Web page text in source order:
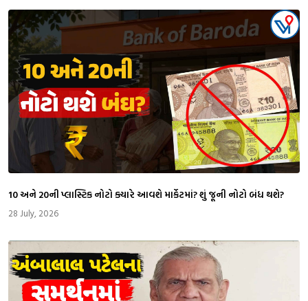
₹10 અને ₹20ની પ્લાસ્ટિક નોટો ક્યારે આવશે માર્કેટમાં? શું જૂની નોટો બંધ થશે?
28 July, 2026